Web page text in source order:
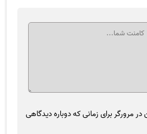
مرورگر برای زمانی که دوباره دیدگاهی